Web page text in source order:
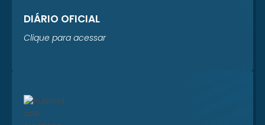
DIÁRIO OFICIAL
Clique para acessar